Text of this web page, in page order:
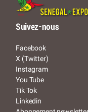
Suivez-nous
Facebook
X (Twitter)
Instagram
You Tube
Tik Tok
Linkedin